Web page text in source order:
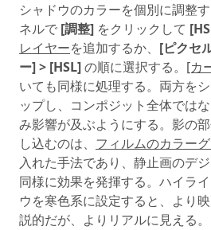
シャドウのカラーを個別に調整
ネルで [調整] をクリックして
レイヤーを追加するか、 [ピクセ
ー] > [HSL]の順に選択する。 [カ
いても同様に処理する。両方を
ップし、コンポジット全体では
み影響が及ぶようにする。影の
し込むのは、 フィルムのカラー
入れた手法であり、静止画のデ
同様に効果を発揮する。ハイラ
ウを寒色系に設定すると、より
説的だが、よりリアルに見える。